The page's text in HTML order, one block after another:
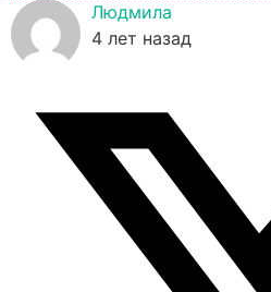
Людмила
4 лет назад